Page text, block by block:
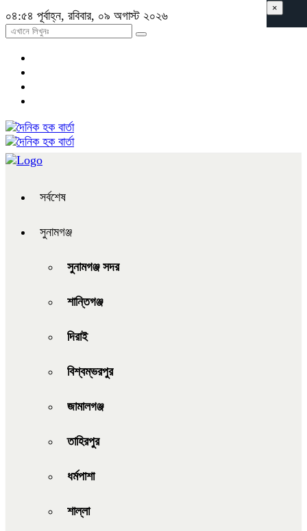
০৪:৫৪ পূর্বাহ্ন, রবিবার, ০৯ অগাস্ট ২০২৬
সর্বশেষ
সুনামগঞ্জ
সুনামগঞ্জ সদর
শান্তিগঞ্জ
দিরাই
বিশ্বম্ভরপুর
জামালগঞ্জ
তাহিরপুর
ধর্মপাশা
শাল্লা
×